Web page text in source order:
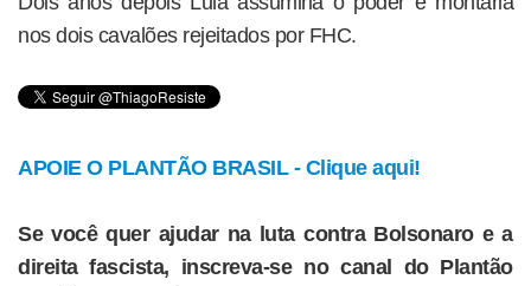
nos dois cavalões rejeitados por FHC.
APOIE O PLANTÃO BRASIL - Clique aqui!
Se você quer ajudar na luta contra Bolsonaro e a
direita fascista, inscreva-se no canal do Plantão